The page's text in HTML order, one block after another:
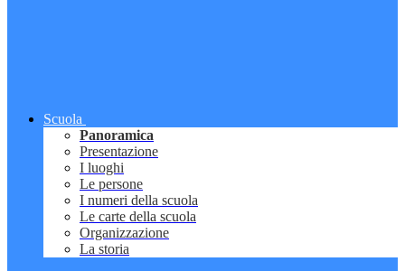
Scuola
Panoramica
Presentazione
I luoghi
Le persone
I numeri della scuola
Le carte della scuola
Organizzazione
La storia